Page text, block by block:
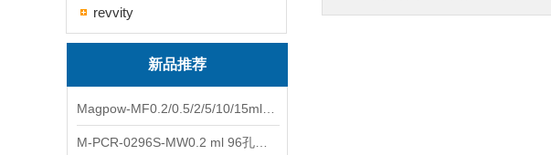
revvity
新品推荐